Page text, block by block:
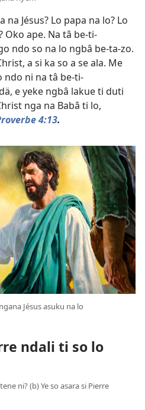
Jésus? Lo papa na lo? Lo
Oko ape. Na tâ be-ti-
ndo so na lo ngbâ be-ta-zo.
a si ka so a se ala. Me
ndo ni na tâ be-ti-
e yeke ngbâ lakue ti duti
nga na Babâ ti lo,
4:13.
Jésus asuku na lo
ndali ti so lo
ni? (b) Ye so asara si Pierre